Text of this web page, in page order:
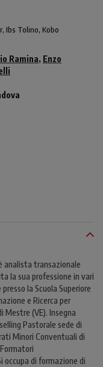
Ibs Tolino, Kobo
Ramina, Enzo
analista transazionale
la sua professione in vari
la Scuola Superiore
e Ricerca per
Mestre (VE). Insegna
Pastorale sede di
Minori Conventuali di
occupa di formazione di